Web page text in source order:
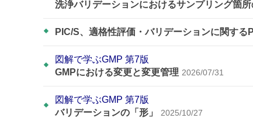
洗浄バリデーションにおけるサンプリング箇
PIC/S、適格性評価・バリデーションに関する
図解で学ぶGMP 第7版
GMPにおける変更と変更管理 2026/07/31
図解で学ぶGMP 第7版
バリデーションの「形」
2025/10/27